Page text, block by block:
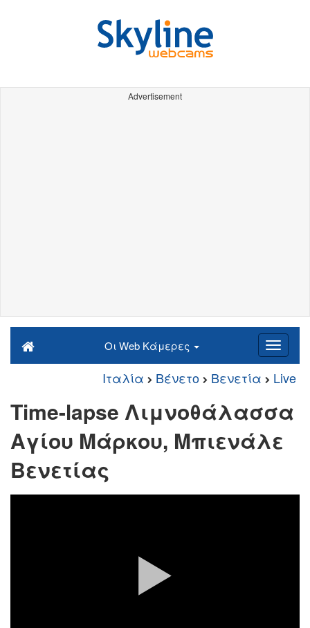
Advertisement
Οι Web Κάμερες
Ιταλία Βένετο Βενετία Live
Time-lapse Λιμνοθάλασσα
Αγίου Μάρκου, Μπιενάλε
Βενετίας